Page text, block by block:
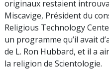
originaux restaient
Miscavige, Président du
Religious Technology
un programme qu’il avait
de L. Ron Hubbard, et il a
la religion de Scientologie.